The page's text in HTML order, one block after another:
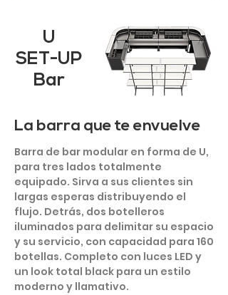
U
SET-UP
Bar
La barra que te envuelve
Barra de bar modular en forma de U,
para tres lados totalmente
equipado. Sirva a sus clientes sin
largas esperas distribuyendo el
flujo. Detrás, dos botelleros
iluminados para delimitar su espacio
y su servicio, con capacidad para 160
botellas. Completo con luces LED y
un look total black para un estilo
moderno y llamativo.